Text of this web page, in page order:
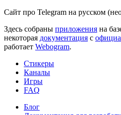
Сайт про Telegram на русском
Здесь собраны приложения на
некоторая документация с
работает Webogram.
Стикеры
Каналы
Игры
FAQ
Блог